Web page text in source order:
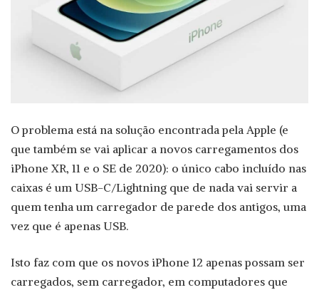
O problema está na solução encontrada pela Apple (e
que também se vai aplicar a novos carregamentos dos
iPhone XR, 11 e o SE de 2020): o único cabo incluído nas
caixas é um USB-C/Lightning que de nada vai servir a
quem tenha um carregador de parede dos antigos, uma
vez que é apenas USB.
Isto faz com que os novos iPhone 12 apenas possam ser
carregados, sem carregador, em computadores que